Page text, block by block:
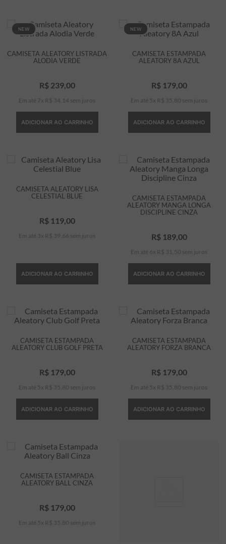
NEW
CAMISETA ALEATORY LISTRADA
ALODIA VERDE
R$ 239, 00
Em até 7 x R$ 34 14 sem juros
ADICIONAR AO CARRINHO
NEW
CAMISETA ESTAMPADA
ALEATORY 8A AZUL
R$ 179, 00
Em até 5 x R$ 35 80 sem juros
ADICIONAR AO CARRINHO
CAMISETA ALEATORY LISA
CELESTIAL BLUE
R$ 119, 00
Em até 3 x R$ 39 66 sem juros
ADICIONAR AO CARRINHO
CAMISETA ESTAMPADA
ALEATORY MANGA LONGA
DISCIPLINE CINZA
R$ 189, 00
Em até 6 x R$ 31 50 sem juros
ADICIONAR AO CARRINHO
CAMISETA ESTAMPADA
ALEATORY CLUB GOLF PRETA
R$ 179, 00
Em até 5 x R$ 35 80 sem juros
ADICIONAR AO CARRINHO
CAMISETA ESTAMPADA
ALEATORY FORZA BRANCA
R$ 179, 00
Em até 5 x R$ 35 80 sem juros
ADICIONAR AO CARRINHO
CAMISETA ESTAMPADA
ALEATORY BALL CINZA
R$ 179, 00
Em até 5 x R$ 35 80 sem juros